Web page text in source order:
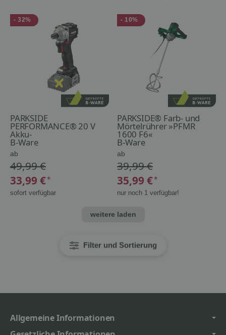
Filter und Sortierung
- 32%
PARKSIDE
PERFORMANCE® 20 V
Akku-
Drehschlagschrauber
»PDSSAP 20-Li D3«, ohne
Akku und Ladegerät
B-Ware
ab
49,99 €
33,99 €*
sofort verfügbar
- 10%
PARKSIDE® Farb- und
Mörtelrührer »PFMR
1600 F6«
B-Ware
ab
39,99 €
35,99 €*
nur noch 1 verfügbar!
weitere laden
Allgemeine Informationen